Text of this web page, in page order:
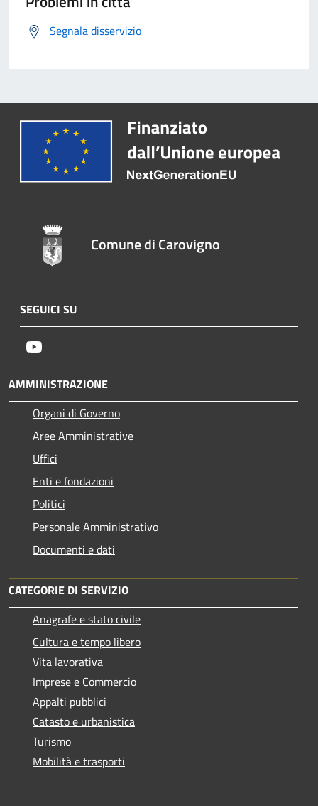
Segnala disservizio
Comune di Carovigno
SEGUICI SU
AMMINISTRAZIONE
Organi di Governo
Aree Amministrative
Uffici
Enti e fondazioni
Politici
Personale Amministrativo
Documenti e dati
CATEGORIE DI SERVIZIO
Anagrafe e stato civile
Cultura e tempo libero
Vita lavorativa
Imprese e Commercio
Appalti pubblici
Catasto e urbanistica
Turismo
Mobilità e trasporti